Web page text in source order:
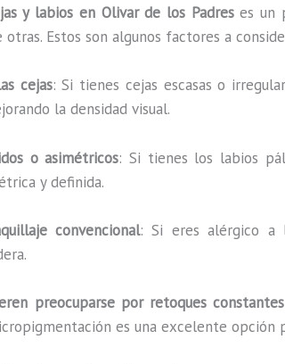
y labios en Olivar de los Padreses un
Estos son algunos factores a
cejas: Si tienes cejas escasas o
la densidad visual.
o asimétricos: Si tienes los labios
y definida.
convencional: Si eres alérgico a
preocuparse por retoques constantes
es una excelente opción